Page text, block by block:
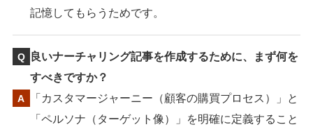
記憶してもらうためです。
良いナーチャリング記事を作成するために、まず何を
すべきですか？
「カスタマージャーニー（顧客の購買プロセス）」と
「ペルソナ（ターゲット像）」を明確に定義すること